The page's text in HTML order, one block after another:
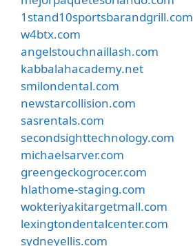
1stand10sportsbarandgrill.com
w4btx.com
angelstouchnaillash.com
kabbalahacademy.net
smilondental.com
newstarcollision.com
sasrentals.com
secondsighttechnology.com
michaelsarver.com
greengeckogrocer.com
hlathome-staging.com
wokteriyakitargetmall.com
lexingtondentalcenter.com
sydneyellis.com